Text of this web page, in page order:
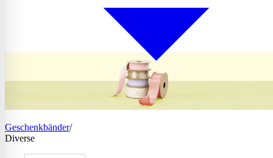
Geschenkbänder/
Diverse